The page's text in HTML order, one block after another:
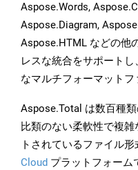
Aspose.Words,
Aspose.Diagram,
Aspose.HTML などの他
レスな統合をサポート
なマルチフォーマットフ
Aspose.Total は数百種類
比類のない柔軟性で複
トされているファイル形
Cloud プラットフォーム